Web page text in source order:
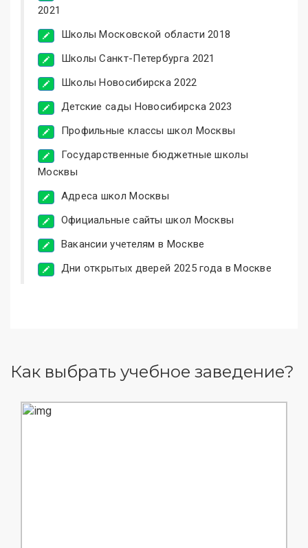
2021
Школы Московской области 2018
Школы Санкт-Петербурга 2021
Школы Новосибирска 2022
Детские сады Новосибирска 2023
Профильные классы школ Москвы
Государственные бюджетные школы
Москвы
Адреса школ Москвы
Официальные сайты школ Москвы
Вакансии учетелям в Москве
Дни открытых дверей 2025 года в Москве
Как выбрать учебное заведение?